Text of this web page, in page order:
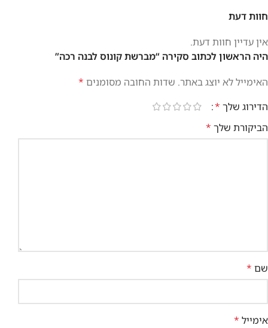
חוות דעת
אין עדיין חוות דעת.
היה הראשון לכתוב סקירה “מברשת קונוס לבנה רכה”
האימייל לא יוצג באתר. שדות החובה מסומנים *
הדירוג שלך *
הביקורת שלך *
שם *
אימייל *